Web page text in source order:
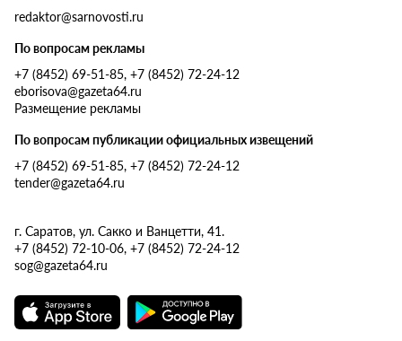
redaktor@sarnovosti.ru
По вопросам рекламы
+7 (8452) 69-51-85, +7 (8452) 72-24-12
eborisova@gazeta64.ru
Размещение рекламы
По вопросам публикации официальных извещений
+7 (8452) 69-51-85, +7 (8452) 72-24-12
tender@gazeta64.ru
г. Саратов, ул. Сакко и Ванцетти, 41.
+7 (8452) 72-10-06, +7 (8452) 72-24-12
sog@gazeta64.ru